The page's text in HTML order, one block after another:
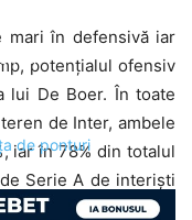
de ponturi
mari în defensivă iar
potențialul ofensiv
lui De Boer. În toate
de Inter, ambele
iar în 78% din totalul
Serie A de interiști
de goluri ale